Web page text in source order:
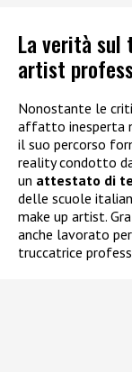
La verità sul
artist
Nonostante le
affatto inesperta
il suo percorso
reality condotto
un attestato di
delle scuole
make up artist.
anche lavorato
truccatrice